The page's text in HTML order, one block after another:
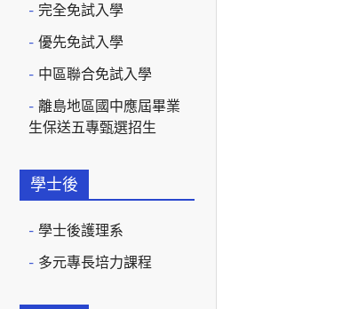
完全免試入學
優先免試入學
中區聯合免試入學
離島地區國中應屆畢業
生保送五專甄選招生
學士後
學士後護理系
多元專長培力課程